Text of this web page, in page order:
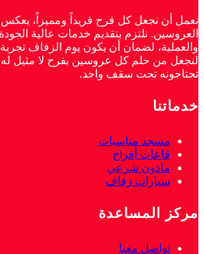
نعمل أن نجعل كل فرح فريداً ومميزاً،
العروسين. نلتزم بتقديم خدمات عالية
والعملية، لضمان أن يكون يوم الزفاف
لنجعل من حلم كل عروسين بفرح لا مثيل
تحتاجونه تحت سقف واحد.
خدماتنا
مسجد مناسبات
قاعات أفراح
ماذون شرعي
سيارات زفاف
مركز المساعدة
تواصل معنا